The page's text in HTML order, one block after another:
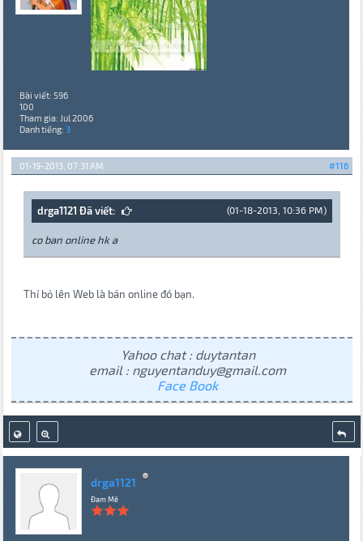
Bài viết: 596
100
Tham gia: Jul 2006
Danh tiếng: 3
#116
01-19-2013, 07:31 AM
(01-18-2013, 10:36 PM)
drga1121 Đã viết:
co ban online hk a
Thỉ bỏ lên Web là bán online đó bạn.
Yahoo chat : duytantan
email : nguyentanduy@gmail.com
Face Book
drga1121
Đam Mê